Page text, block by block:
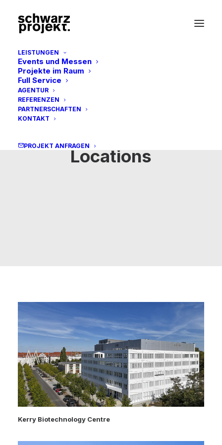
LEISTUNGEN
Events und Messen
Projekte im Raum
Full Service
AGENTUR
REFERENZEN
PARTNERSCHAFTEN
KONTAKT
PROJEKT ANFRAGENLocations
Kerry Biotechnology Centre